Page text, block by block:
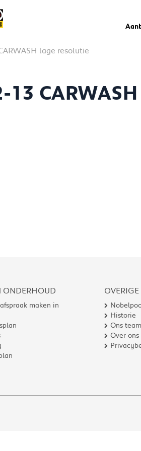
lage resolutie
13
ONDERHOUD
maken in
Historie
Ons team
Over ons